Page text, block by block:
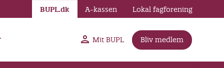
Mit BUPL Bliv medlem
BUPL.dk A-kassen Lokal fagforening